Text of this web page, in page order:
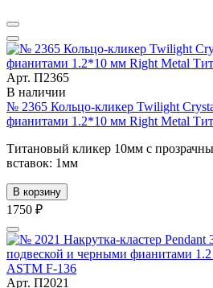
Арт. П2365
В наличии
№ 2365 Кольцо-кликер Twilight
фианитами 1.2*10 мм Right Metal
Титановый кликер 10мм с
вставок: 1мм
В корзину
1750 ₽
Арт. П2021